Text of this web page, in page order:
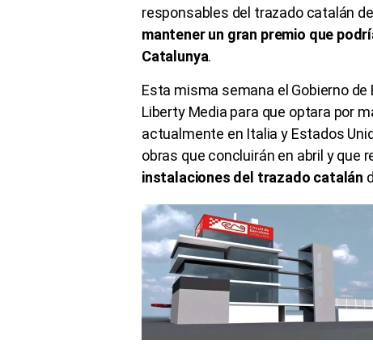
responsables del trazado catalán
mantener un gran premio que
Catalunya.
Esta misma semana el Gobierno de
Liberty Media para que optara por
actualmente en Italia y Estados
obras que concluirán en abril y que
instalaciones del trazado catalán